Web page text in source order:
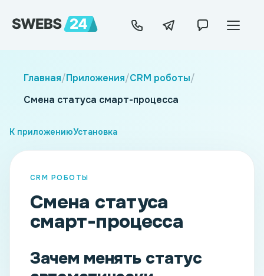
Главная/Приложения/CRM роботы/
Смена статуса смарт-процесса
К приложениюУстановка
CRM РОБОТЫ
Смена статуса
смарт-процесса
Зачем менять статус